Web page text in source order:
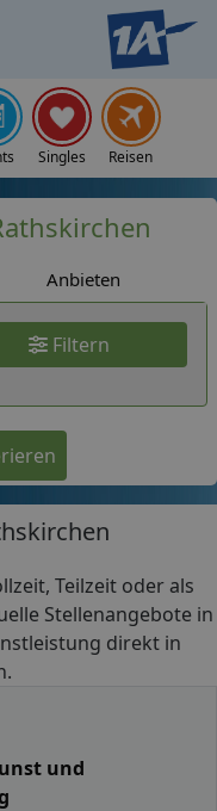
Singles Reisen
Anbieten
Filtern
Teilzeit oder als
Stellenangebote in
direkt in
und